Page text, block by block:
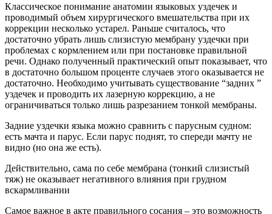
Классическое понимание анатомии языковых уздечек и
проводимый объем хирургического вмешательства при их
коррекции несколько устарел. Раньше считалось, что
достаточно убрать лишь слизистую мембрану уздечки при
проблемах с кормлением или при постановке правильной
речи. Однако полученный практический опыт показывает, что
в достаточно большом проценте случаев этого оказывается не
достаточно. Необходимо учитывать существование “задних ”
уздечек и проводить их лазерную коррекцию, а не
ограничиваться только лишь разрезанием тонкой мембраны.
Задние уздечки языка можно сравнить с парусным судном:
есть мачта и парус. Если парус поднят, то спереди мачту не
видно (но она же есть).
Действительно, сама по себе мембрана (тонкий слизистый
тяж) не оказывает негативного влияния при грудном
вскармливании
Самое важное в акте правильного сосания – это возможность